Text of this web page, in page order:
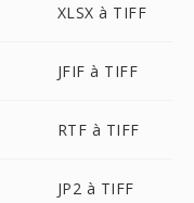
XLSX à TIFF
JFIF à TIFF
RTF à TIFF
JP2 à TIFF